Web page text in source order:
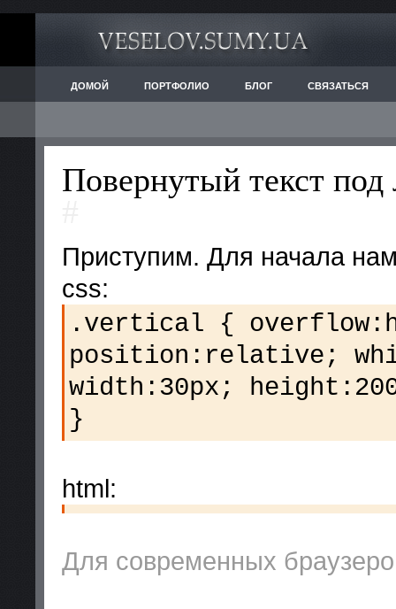
ДОМОЙ ПОРТФОЛИО БЛОГ СВЯЗАТЬСЯ
Повернутый текст
Приступим. Для начала
css:
.vertical {
position:relative;
width:30px;
}
html:
Для современных